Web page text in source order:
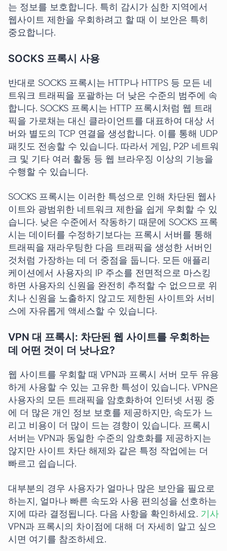
는 정보를 보호합니다. 특히 감시가 심한 지역에서
웹사이트 제한을 우회하려고 할 때 이 보안은 특히
중요합니다.
SOCKS 프록시 사용
반대로 SOCKS 프록시는 HTTP나 HTTPS 등 모든 네
트워크 트래픽을 포괄하는 더 낮은 수준의 범주에 속
합니다. SOCKS 프록시는 HTTP 프록시처럼 웹 트래
픽을 가로채는 대신 클라이언트를 대표하여 대상 서
버와 별도의 TCP 연결을 생성합니다. 이를 통해 UDP
패킷도 전송할 수 있습니다. 따라서 게임, P2P 네트워
크 및 기타 여러 활동 등 웹 브라우징 이상의 기능을
수행할 수 있습니다.
SOCKS 프록시는 이러한 특성으로 인해 차단된 웹사
이트와 광범위한 네트워크 제한을 쉽게 우회할 수 있
습니다. 낮은 수준에서 작동하기 때문에 SOCKS 프록
시는 데이터를 수정하기보다는 프록시 서버를 통해
트래픽을 재라우팅한 다음 트래픽을 생성한 서버인
것처럼 가장하는 데 더 중점을 둡니다. 모든 애플리
케이션에서 사용자의 IP 주소를 전면적으로 마스킹
하면 사용자의 신원을 완전히 추적할 수 없으므로 위
치나 신원을 노출하지 않고도 제한된 사이트와 서비
스에 자유롭게 액세스할 수 있습니다.
VPN 대 프록시: 차단된 웹 사이트를 우회하는
데 어떤 것이 더 낫나요?
웹 사이트를 우회할 때 VPN과 프록시 서버 모두 유용
하게 사용할 수 있는 고유한 특성이 있습니다. VPN은
사용자의 모든 트래픽을 암호화하여 인터넷 서핑 중
에 더 많은 개인 정보 보호를 제공하지만, 속도가 느
리고 비용이 더 많이 드는 경향이 있습니다. 프록시
서버는 VPN과 동일한 수준의 암호화를 제공하지는
않지만 사이트 차단 해제와 같은 특정 작업에는 더
빠르고 쉽습니다.
대부분의 경우 사용자가 얼마나 많은 보안을 필요로
하는지, 얼마나 빠른 속도와 사용 편의성을 선호하는
지에 따라 결정됩니다. 다음 사항을 확인하세요. 기사
VPN과 프록시의 차이점에 대해 더 자세히 알고 싶으
시면 여기를 참조하세요.